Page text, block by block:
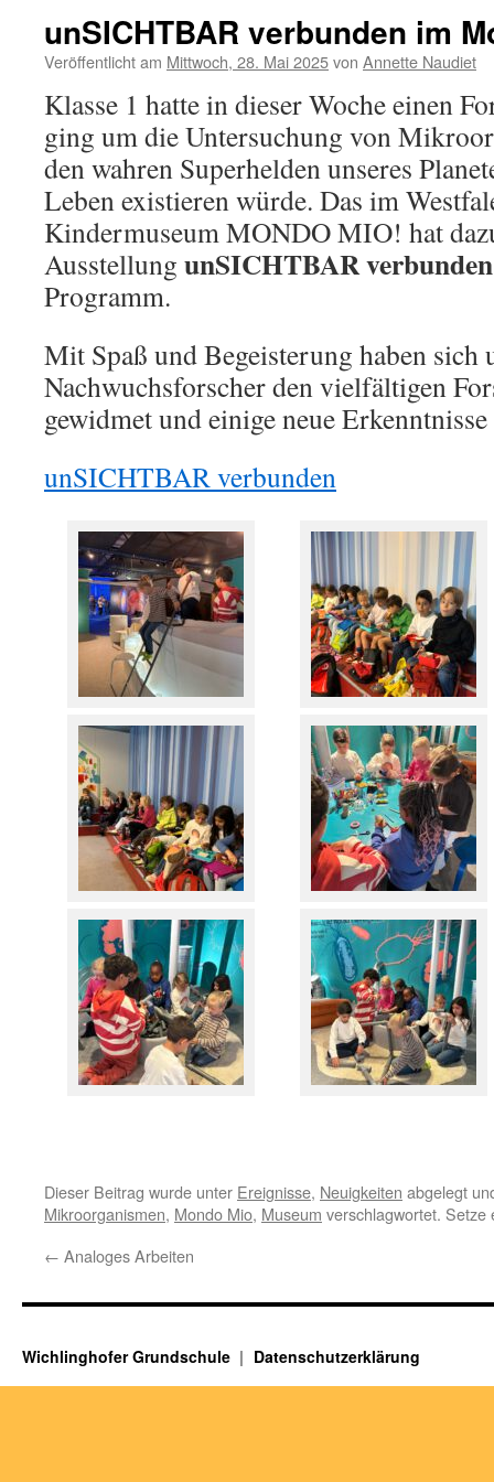
unSICHTBAR verbunden im
Veröffentlicht am Mittwoch, 28. Mai 2025von Annette Naudiet
Klasse 1 hatte in dieser Woche einen
ging um die Untersuchung von
den wahren Superhelden unseres
Leben existieren würde. Das im
Kindermuseum MONDO MIO! hat
Ausstellung unSICHTBAR verbunden
Programm.
Mit Spaß und Begeisterung haben sich
Nachwuchsforscher den vielfältigen
gewidmet und einige neue
unSICHTBAR verbunden
Dieser Beitrag wurde unter Ereignisse, Neuigkeiten abgelegt
Mikroorganismen, Mondo Mio, Museum verschlagwortet.
← Analoges Arbeiten
Wichlinghofer Grundschule Datenschutzerklärung